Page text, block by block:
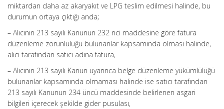
miktardan daha az akaryakıt ve LPG teslim edilmesi halinde, bu
durumun ortaya çıktığı anda;
– Alıcının 213 sayılı Kanunun 232 nci maddesine göre fatura
düzenleme zorunluluğu bulunanlar kapsamında olması halinde,
alıcı tarafından satıcı adına fatura,
– Alıcının 213 sayılı Kanun uyarınca belge düzenleme yükümlülüğü
bulunanlar kapsamında olmaması halinde ise satıcı tarafından
213 sayılı Kanunun 234 üncü maddesinde belirlenen asgari
bilgileri içerecek şekilde gider pusulası,